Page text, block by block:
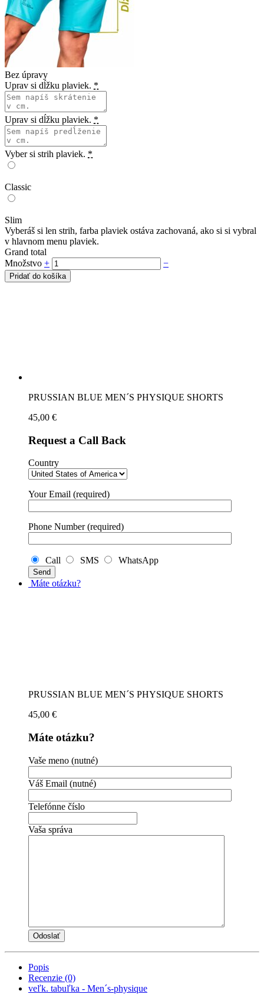
Bez úpravy
Uprav si dĺžku plaviek. *
Uprav si dĺžku plaviek. *
Vyber si strih plaviek. *
Classic
Slim
Vyberáš si len strih, farba plaviek ostáva zachovaná, ako si si vybral
v hlavnom menu plaviek.
Grand total
Množstvo + −
Pridať do košíka
PRUSSIAN BLUE MEN´S PHYSIQUE SHORTS
45,00 €
Request a Call Back
Country
Your Email (required)
Phone Number (required)
Call SMS WhatsApp
Máte otázku?
PRUSSIAN BLUE MEN´S PHYSIQUE SHORTS
45,00 €
Máte otázku?
Vaše meno (nutné)
Váš Email (nutné)
Telefónne číslo
Vaša správa
Popis
Recenzie (0)
veľk. tabuľka - Men´s-physique